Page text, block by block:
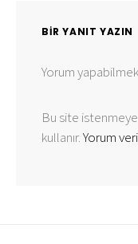
BIR YANIT YAZIN
Yorum
Bu site
kullanır.Yorum